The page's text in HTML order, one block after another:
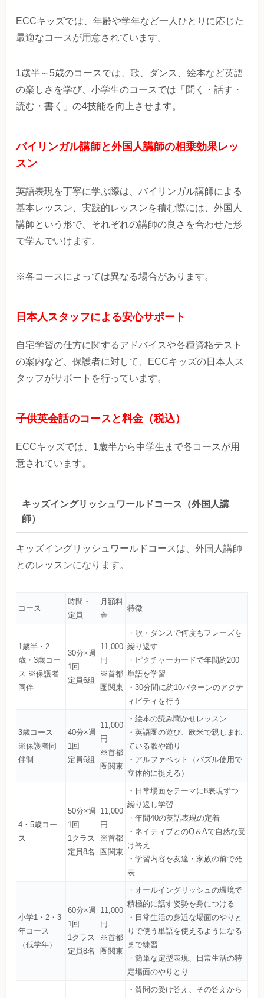
ECCキッズでは、年齢や学年など一人ひとりに応じた
最適なコースが用意されています。
1歳半～5歳のコースでは、歌、ダンス、絵本など英語
の楽しさを学び、小学生のコースでは「聞く・話す・
読む・書く」の4技能を向上させます。
バイリンガル講師と外国人講師の相乗効果レッ
スン
英語表現を丁寧に学ぶ際は、バイリンガル講師による
基本レッスン、実践的レッスンを積む際には、外国人
講師という形で、それぞれの講師の良さを合わせた形
で学んでいけます。
※各コースによっては異なる場合があります。
日本人スタッフによる安心サポート
自宅学習の仕方に関するアドバイスや各種資格テスト
の案内など、保護者に対して、ECCキッズの日本人ス
タッフがサポートを行っています。
子供英会話のコースと料金（税込）
ECCキッズでは、1歳半から中学生まで各コースが用
意されています。
キッズイングリッシュワールドコース（外国人講
師）
キッズイングリッシュワールドコースは、外国人講師
とのレッスンになります。
コース
時間・
定員
月額料
金
特徴
1歳半・2
歳・3歳コー
ス ※保護者
同伴
30分×週
1回
定員6組
11,000
円
※首都
圏関東
・歌・ダンスで何度もフレーズを
繰り返す
・ピクチャーカードで年間約200
単語を学習
・30分間に約10パターンのアクテ
ィビティを行う
3歳コース
※保護者同
伴制
40分×週
1回
定員6組
11,000
円
※首都
圏関東
・絵本の読み聞かせレッスン
・英語圏の遊び、欧米で親しまれ
ている歌や踊り
・アルファベット（パズル使用で
立体的に捉える）
4・5歳コー
ス
50分×週
1回
1クラス
定員8名
11,000
円
※首都
圏関東
・日常場面をテーマに8表現ずつ
繰り返し学習
・年間40の英語表現の定着
・ネイティブとのQ＆Aで自然な受
け答え
・学習内容を友達・家族の前で発
表
小学1・2・3
年コース
（低学年）
60分×週
1回
1クラス
定員8名
11,000
円
※首都
圏関東
・オールイングリッシュの環境で
積極的に話す姿勢を身につける
・日常生活の身近な場面のやりと
りで使う単語を使えるようになる
まで練習
・簡単な定型表現、日常生活の特
定場面のやりとり
・質問の受け答え、その答えから